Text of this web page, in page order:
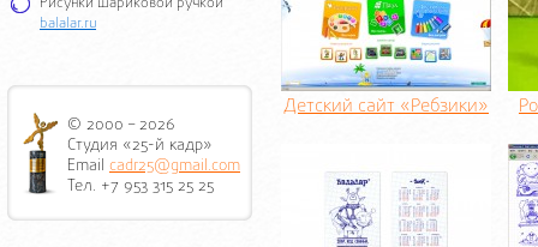
balalar.ru
© 2000 – 2026
Студия «25-й кадр»
Email cadr25@gmail.com
Тел. +7 953 315 25 25
Детский сайт «Ребзики»